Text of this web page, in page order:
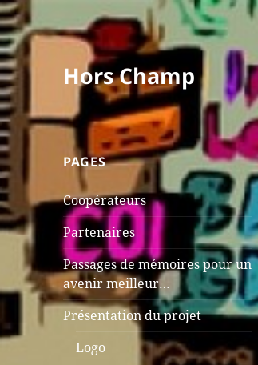
Hors Champ
PAGES
Coopérateurs
Partenaires
Passages de mémoires pour un
avenir meilleur…
Présentation du projet
Logo